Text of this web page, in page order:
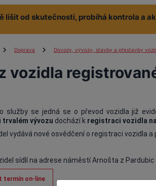
lišit od skutečnosti, probíhá kontrola a
Doprava Dovozy, vývozy, stavby a přestavby
vozidla
služby se jedná se o převod vozidla již
trvalém vývozu dochází k registraci vozidla
vydává nové osvědčení o registraci vozidla
sídlí na adrese náměstí Arnošta z Pardubic
termín on-line